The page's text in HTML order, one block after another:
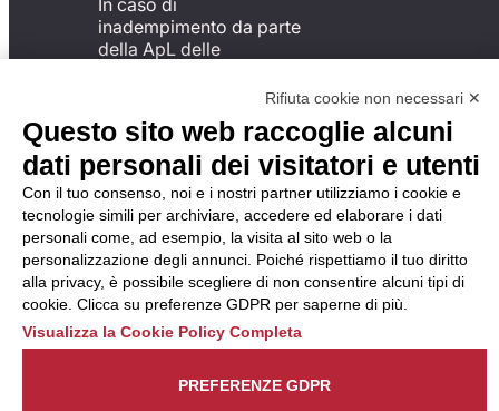
In caso di
inadempimento da parte
della ApL delle
del Codice di Condotta, è
possibile presentare un
reclamo
all’Organismo di
Monitoraggio utilizzando
una delle modalità
descritte al seguente
indirizzo web
https://odm-
agenzielavoro.it/reclami/ .
Rifiuta cookie non necessari ✕
Questo sito web raccoglie alcuni
dati personali dei visitatori e utenti
Con il tuo consenso, noi e i nostri partner utilizziamo i cookie e
tecnologie simili per archiviare, accedere ed elaborare i dati
personali come, ad esempio, la visita al sito web o la
personalizzazione degli annunci. Poiché rispettiamo il tuo diritto
alla privacy, è possibile scegliere di non consentire alcuni tipi di
cookie. Clicca su preferenze GDPR per saperne di più.
Visualizza la Cookie Policy Completa
PREFERENZE GDPR